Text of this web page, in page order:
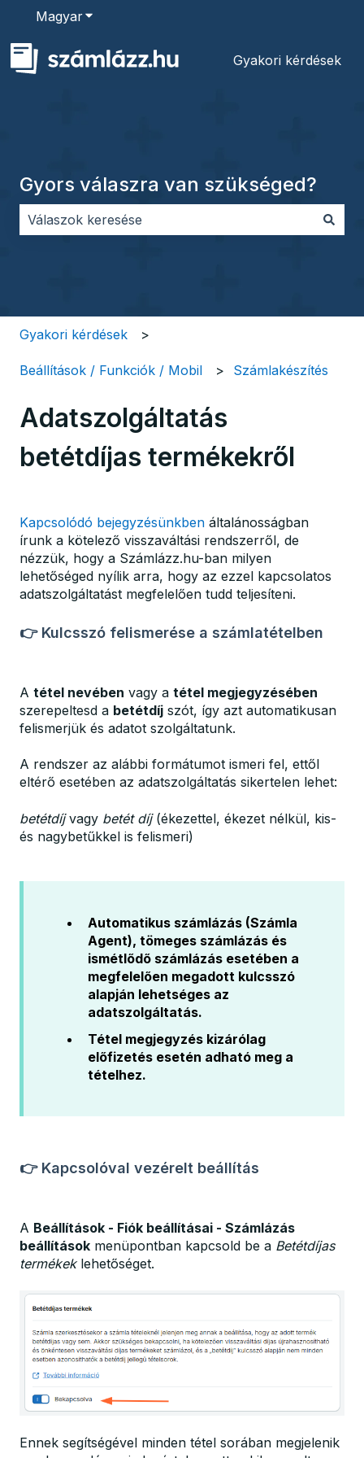
MagyarAlmenü megjelenítése fordításokhoz
Gyakori kérdések
Gyors válaszra van szükséged?
Gyakori kérdések
Beállítások / Funkciók / Mobil Számlakészítés
Adatszolgáltatás
betétdíjas termékekről
Kapcsolódó bejegyzésünkben általánosságban
írunk a kötelező visszaváltási rendszerről, de
nézzük, hogy a Számlázz.hu-ban milyen
lehetőséged nyílik arra, hogy az ezzel kapcsolatos
adatszolgáltatást megfelelően tudd teljesíteni.
👉 Kulcsszó felismerése a számlatételben
A tétel nevében vagy a tétel megjegyzésében
szerepeltesd a betétdíj szót, így azt automatikusan
felismerjük és adatot szolgáltatunk.
A rendszer az alábbi formátumot ismeri fel, ettől
eltérő esetében az adatszolgáltatás sikertelen lehet:
betétdíjvagy betét díj(ékezettel, ékezet nélkül, kis-
és nagybetűkkel is felismeri)
Automatikus számlázás (Számla
Agent), tömeges számlázás és
ismétlődő számlázás esetében a
megfelelően megadott kulcsszó
alapján lehetséges az
adatszolgáltatás.
Tétel megjegyzés kizárólag
előfizetés esetén adható meg a
tételhez.
👉 Kapcsolóval vezérelt beállítás
A Beállítások - Fiók beállításai - Számlázás
beállítások menüpontban kapcsold be a Betétdíjas
termékeklehetőséget.
Ennek segítségével minden tétel sorában megjelenik